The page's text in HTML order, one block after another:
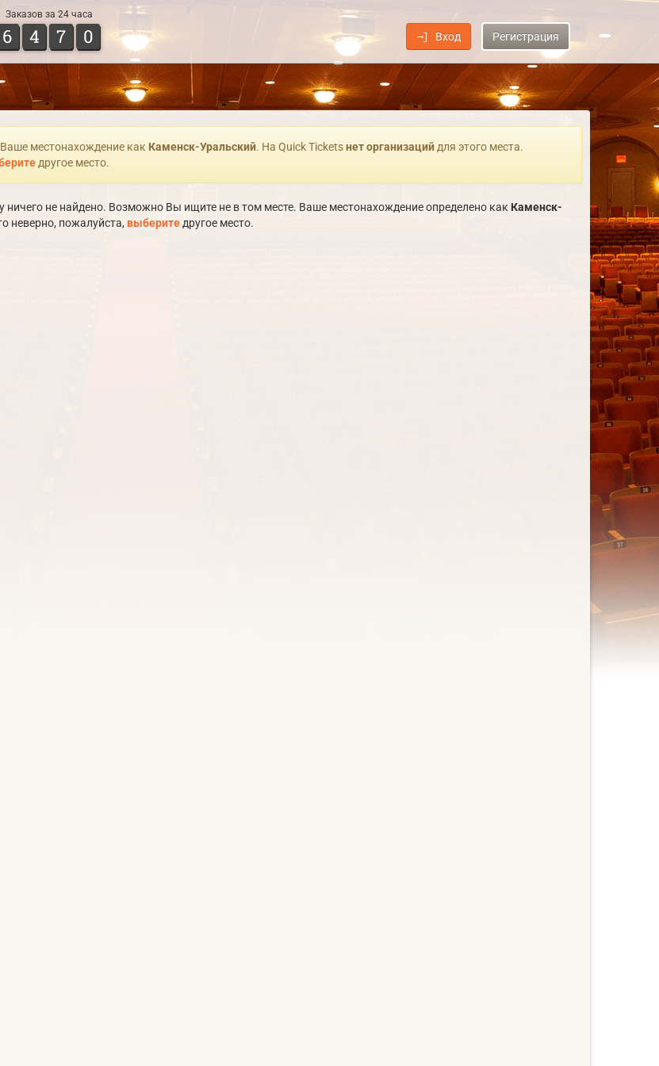
Заказов за 24 часа
6 4 7 0 Вход Регистрация
местонахождение как Каменск-Уральский. На Quick Ticketsнет организацийдля этого места.
другое место.
ничего не найдено. Возможно Вы ищите не в том месте. Ваше местонахождение определено как Каменск-
неверно, пожалуйста, выберитедругое место.